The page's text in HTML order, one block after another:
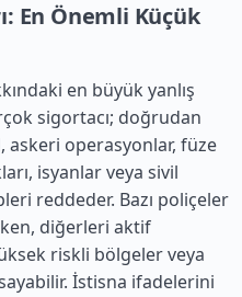
En Önemli Küçük
en büyük yanlış
sigortacı; doğrudan
askeri operasyonlar, füze
isyanlar veya sivil
reddeder. Bazı poliçeler
diğerleri aktif
riskli bölgeler veya
İstisna ifadelerini